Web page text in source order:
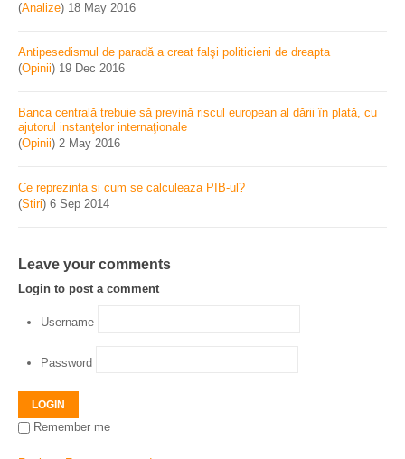
(Analize) 18 May 2016
Antipesedismul de paradă a creat falşi politicieni de dreapta
(Opinii) 19 Dec 2016
Banca centrală trebuie să prevină riscul european al dării în plată, cu
ajutorul instanţelor internaţionale
(Opinii) 2 May 2016
Ce reprezinta si cum se calculeaza PIB-ul?
(Stiri) 6 Sep 2014
Leave your comments
Login to post a comment
Username
Password
LOGIN
Remember me